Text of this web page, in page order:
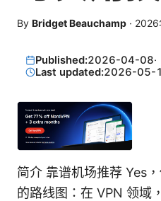
By Bridget Beauchamp · 2026
Published:2026-04-08·
Last updated:2026-05-
简介 靠谱机场推荐 Yes
的路线图：在 VPN 领域